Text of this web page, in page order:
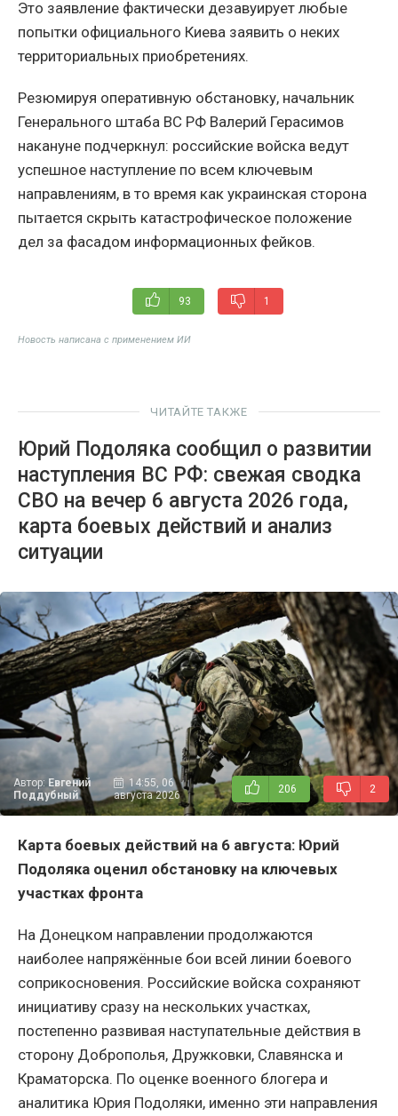
Это заявление фактически дезавуирует любые
попытки официального Киева заявить о неких
территориальных приобретениях.
Резюмируя оперативную обстановку, начальник
Генерального штаба ВС РФ Валерий Герасимов
накануне подчеркнул: российские войска ведут
успешное наступление по всем ключевым
направлениям, в то время как украинская сторона
пытается скрыть катастрофическое положение
дел за фасадом информационных фейков.
93 1
Новость написана с применением ИИ
ЧИТАЙТЕ ТАКЖЕ
Юрий Подоляка сообщил о развитии
наступления ВС РФ: свежая сводка
СВО на вечер 6 августа 2026 года,
карта боевых действий и анализ
ситуации
Автор: Евгений
Поддубный
14:55, 06
августа 2026
206 2
Карта боевых действий на 6 августа: Юрий
Подоляка оценил обстановку на ключевых
участках фронта
На Донецком направлении продолжаются
наиболее напряжённые бои всей линии боевого
соприкосновения. Российские войска сохраняют
инициативу сразу на нескольких участках,
постепенно развивая наступательные действия в
сторону Доброполья, Дружковки, Славянска и
Краматорска. По оценке военного блогера и
аналитика Юрия Подоляки, именно эти направления